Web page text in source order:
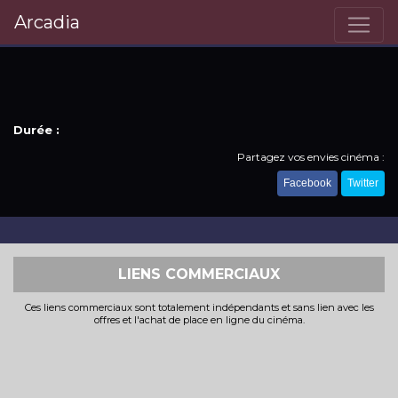
Arcadia
Durée :
Partagez vos envies cinéma :
Facebook Twitter
LIENS COMMERCIAUX
Ces liens commerciaux sont totalement indépendants et sans lien avec les
offres et l'achat de place en ligne du cinéma.